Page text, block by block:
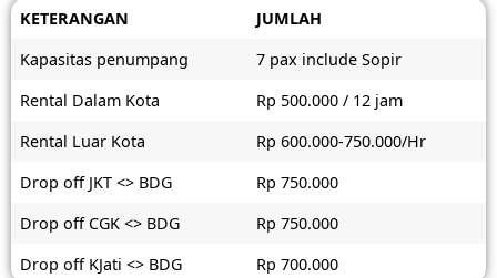
KETERANGAN
JUMLAH
Kapasitas penumpang
7 pax include Sopir
Rental Dalam Kota
Rp 500.000 / 12 jam
Rental Luar Kota
Rp 600.000-750.000/Hr
Drop off JKT <> BDG
Rp 750.000
Drop off CGK <> BDG
Rp 750.000
Drop off KJati <> BDG
Rp 700.000